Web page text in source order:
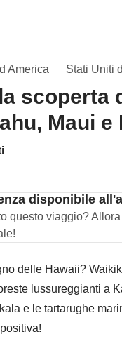
America Stati Uniti
scoperta
Maui e
disponibile
questo viaggio?
delle Hawaii?
lussureggianti a
e le tartarughe